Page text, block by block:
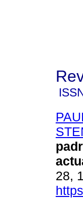
28,